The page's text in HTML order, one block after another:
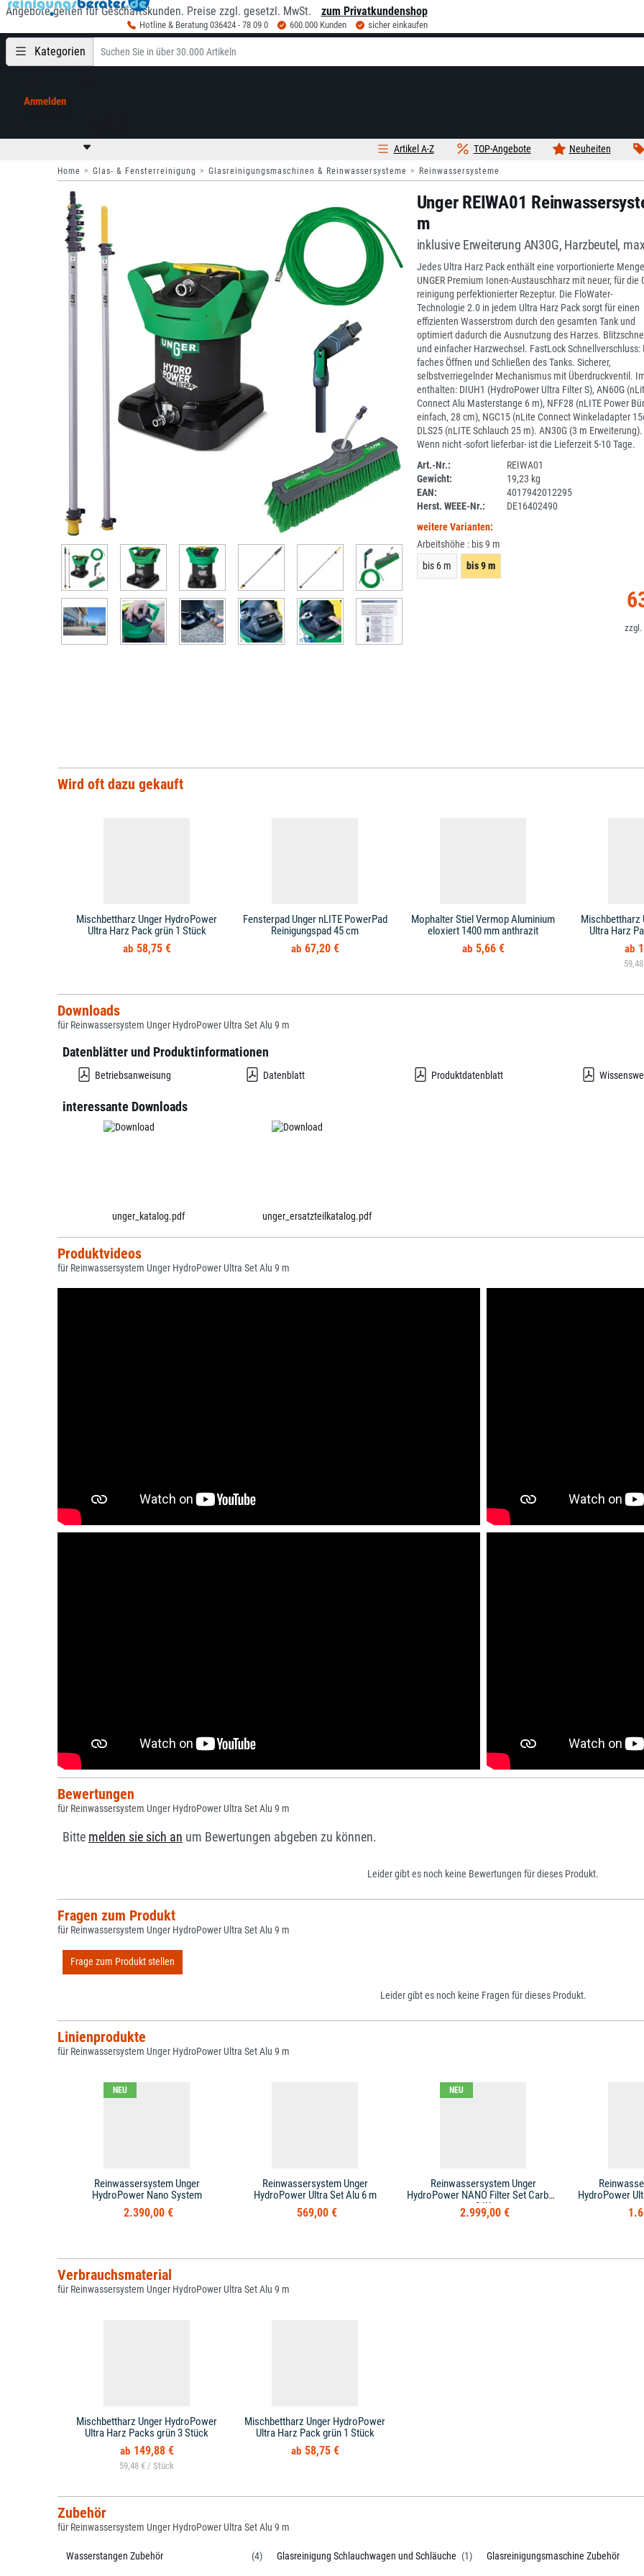
Angebote gelten für Geschäftskunden. Preise zzgl. gesetzl. MwSt. zum Privatkundenshop
Hotline & Beratung 036424 - 78 09 0 600.000 Kunden sicher einkaufen
Kategorien
Anmelden
Neuheiten
TOP-Angebote
Artikel A-Z
Home Glas- & Fensterreinigung Glasreinigungsmaschinen & Reinwassersysteme Reinwassersysteme
Unger REIWA01
m
inklusive Erweiterung AN30G, Harzbeutel,
Jedes Ultra Harz Pack enthält eine vorportionierte
UNGER Premium Ionen-Austauschharz mit neuer, für die
reinigung perfektionierter Rezeptur. Die FloWater-
Technologie 2.0 in jedem Ultra Harz Pack sorgt für einen
effizienten Wasserstrom durch den gesamten Tank und
optimiert dadurch die Ausnutzung des Harzes.
und einfacher Harzwechsel. FastLock Schnellverschluss:
faches Öffnen und Schließen des Tanks. Sicherer,
selbstverriegelnder Mechanismus mit Überdruckventil.
enthalten: DIUH1 (HydroPower Ultra Filter S), AN60G
Connect Alu Masterstange 6 m), NFF28 (nLITE Power
einfach, 28 cm), NGC15 (nLite Connect Winkeladapter
DLS25 (nLITE Schlauch 25 m). AN30G (3 m Erweiterung).
Wenn nicht -sofort lieferbar- ist die Lieferzeit 5-10 Tage.
Art.-Nr.:
REIWA01
Gewicht:
19,23 kg
EAN:
4017942012295
Herst. WEEE-Nr.:
DE16402490
weitere Varianten:
Arbeitshöhe : bis 9 m
bis 6 m
bis 9 m
Wird oft dazu gekauft
Mischbettharz Unger HydroPower
Ultra Harz Pack grün 1 Stück
58,75 €
Fensterpad Unger nLITE PowerPad
Reinigungspad 45 cm
67,20 €
Mophalter Stiel Vermop Aluminium
eloxiert 1400 mm anthrazit
5,66 €
Mischbettharz
Ultra Harz
Downloads
für Reinwassersystem Unger HydroPower Ultra Set Alu 9 m
Datenblätter und Produktinformationen
Betriebsanweisung Datenblatt Produktdatenblatt
interessante Downloads
unger_katalog.pdf unger_ersatzteilkatalog.pdf
Produktvideos
für Reinwassersystem Unger HydroPower Ultra Set Alu 9 m
Bewertungen
für Reinwassersystem Unger HydroPower Ultra Set Alu 9 m
Bitte melden sie sich an um Bewertungen abgeben zu können.
Leider gibt es noch keine Bewertungen für dieses Produkt.
Fragen zum Produkt
für Reinwassersystem Unger HydroPower Ultra Set Alu 9 m
Frage zum Produkt stellen
Leider gibt es noch keine Fragen für dieses Produkt.
Linienprodukte
für Reinwassersystem Unger HydroPower Ultra Set Alu 9 m
NEU
Reinwassersystem Unger
HydroPower Nano System
2.390,00 €
Reinwassersystem Unger
HydroPower Ultra Set Alu 6 m
569,00 €
NEU
Reinwassersystem Unger
HydroPower NANO Filter Set Carbon
24K
2.999,00 €
HydroPower
Verbrauchsmaterial
für Reinwassersystem Unger HydroPower Ultra Set Alu 9 m
Mischbettharz Unger HydroPower
Ultra Harz Packs grün 3 Stück
149,88 €
59,48 € /
Mischbettharz Unger HydroPower
Ultra Harz Pack grün 1 Stück
58,75 €
Zubehör
für Reinwassersystem Unger HydroPower Ultra Set Alu 9 m
Wasserstangen Zubehör (4) Glasreinigung Schlauchwagen und Schläuche (1) Glasreinigungsmaschine Zubehör